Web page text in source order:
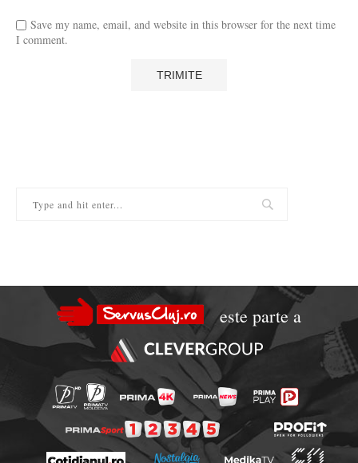
Save my name, email, and website in this browser for the next time
I comment.
este parte a